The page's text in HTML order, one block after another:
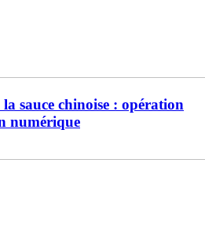
sauce chinoise : opération
numérique